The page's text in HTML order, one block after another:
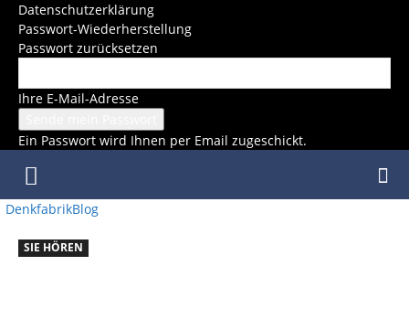
Datenschutzerklärung
Passwort-Wiederherstellung
Passwort zurücksetzen
Ihre E-Mail-Adresse
Ein Passwort wird Ihnen per Email zugeschickt.
DenkfabrikBlog
SIE HÖREN